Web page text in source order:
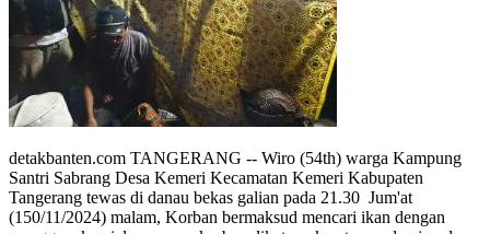
detakbanten.com TANGERANG -- Wiro (54th) warga Kampung
Santri Sabrang Desa Kemeri Kecamatan Kemeri Kabupaten
Tangerang tewas di danau bekas galian pada 21.30 Jum'at
(150/11/2024) malam, Korban bermaksud mencari ikan dengan